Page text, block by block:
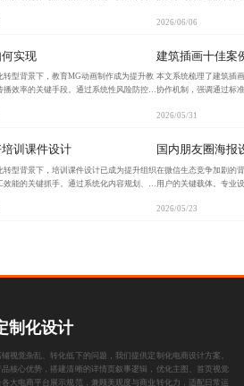
觉呈现与交付反馈五大核心步骤，助力团
硬件、食品包装及数字
2026/06/06
实现
转型背景下，教育MG动画制作成为提升教
播效率的关键手段。通过系统性风险防控、
级耐看，助力教育机构打造兼具专业性与审
建筑插画十佳案
本文系统梳理了建筑插
协作机制，强调通过标
范交付，助力设计机构
2026/05/31
训课件设计
转型背景下，培训课件设计已成为提升组织
效能的关键抓手。通过系统化内容规划、精
用’的跃迁，助力企业打造高效、专业、可
国内朋友圈海报
在微信生态竞争加剧的
用户的关键载体。专业
高效转化。结合动态生
2026/05/23
制化设计
视觉杂乱、转化低下的问题，我们提供定制化电商设计方案。
品核心优势，搭建清晰的详情页叙事逻辑，优化主图、首页视觉
各大电商平台展示规范，兼顾美观度与商业转化力，适配日常运